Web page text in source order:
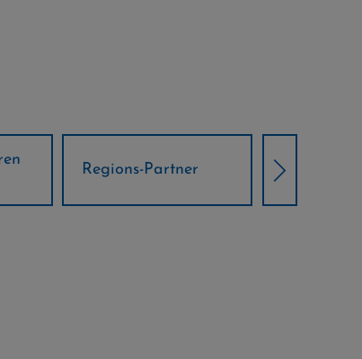
Örtliche Weltcup-
Partner
Klima